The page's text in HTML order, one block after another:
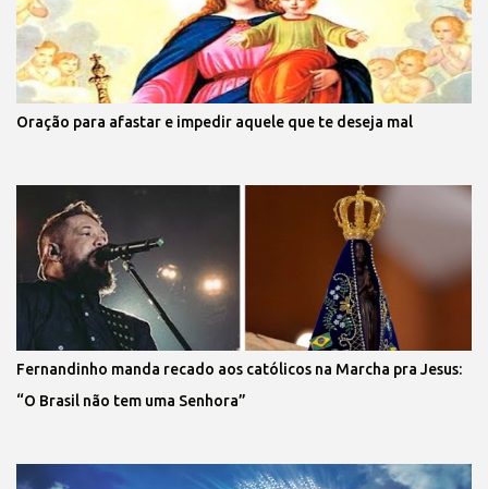
Oração para afastar e impedir aquele que te deseja mal
Fernandinho manda recado aos católicos na Marcha pra Jesus:
“O Brasil não tem uma Senhora”